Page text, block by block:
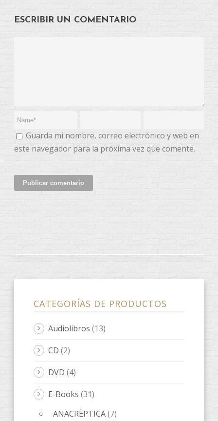
ESCRIBIR UN COMENTARIO
Guarda mi nombre, correo electrónico y web en
este navegador para la próxima vez que comente.
CATEGORÍAS DE PRODUCTOS
Audiolibros (13)
CD (2)
DVD (4)
E-Books (31)
ANACRÈPTICA(7)